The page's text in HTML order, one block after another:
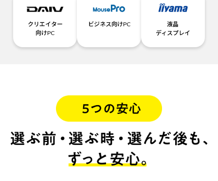
クリエイター
向けPC
ビジネス向けPC
液晶
ディスプレイ